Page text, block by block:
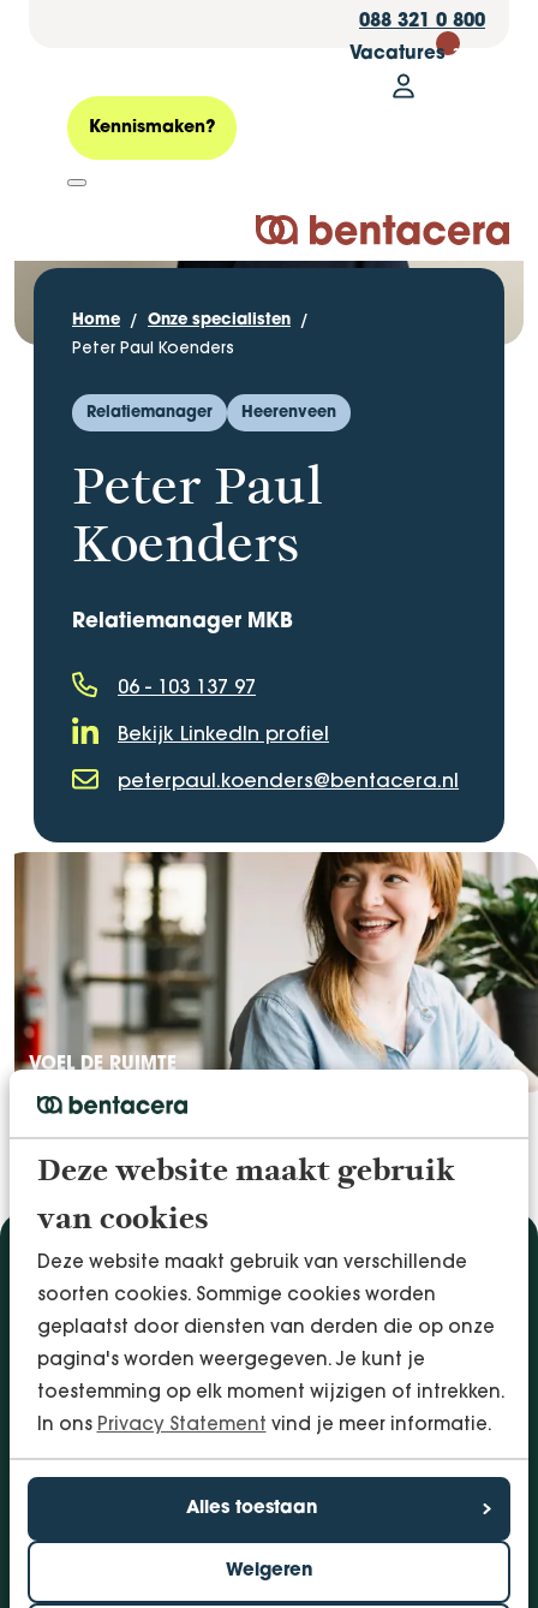
Deze website maakt gebruik
van cookies
Deze website maakt gebruik van verschillende
soorten cookies. Sommige cookies worden
geplaatst door diensten van derden die op onze
pagina's worden weergegeven. Je kunt je
toestemming op elk moment wijzigen of intrekken.
In ons Privacy Statement vind je meer informatie.
Alles toestaan
Weigeren
088 321 0 800
Vacatures 30
Mijn
Logo Bentacera
Kennismaken?
Home Onze specialisten
Peter Paul Koenders
Relatiemanager Heerenveen
Peter Paul
Koenders
Relatiemanager MKB
Telefoonnummer
06 - 103 137 97
LinkedIn Profiel
Bekijk LinkedIn profiel
peterpaul.koenders@bentacera.nl
VOEL DE RUIMTE
Diensten
Accountancy & Administratie
Audit & Assurance
Arbo & Verzuim
Bedrijfsadvies
Financieringen
InSight - Inhouse Business Control
Personeel
Vestigingen